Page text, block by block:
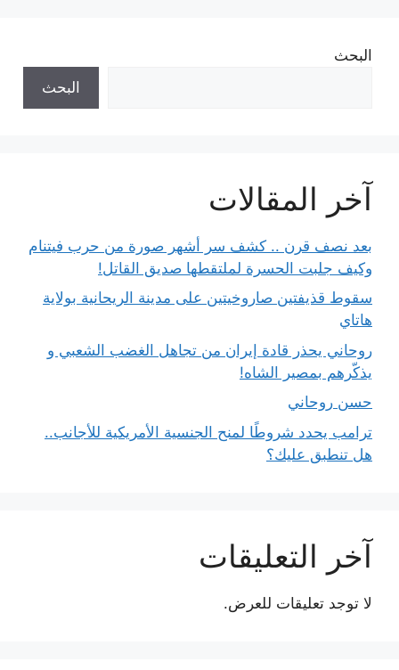
البحث
البحث
آخر المقالات
بعد نصف قرن .. كشف سر أشهر صورة من حرب فيتنام
وكيف جلبت الحسرة لملتقطها صديق القاتل!
سقوط قذيفتين صاروخيتين على مدينة الريحانية بولاية
هاتاي
روحاني يحذر قادة إيران من تجاهل الغضب الشعبي و
يذكّرهم بمصير الشاه!
حسن روحاني
ترامب يحدد شروطًا لمنح الجنسية الأمريكية للأجانب..
هل تنطبق عليك؟
آخر التعليقات
لا توجد تعليقات للعرض.